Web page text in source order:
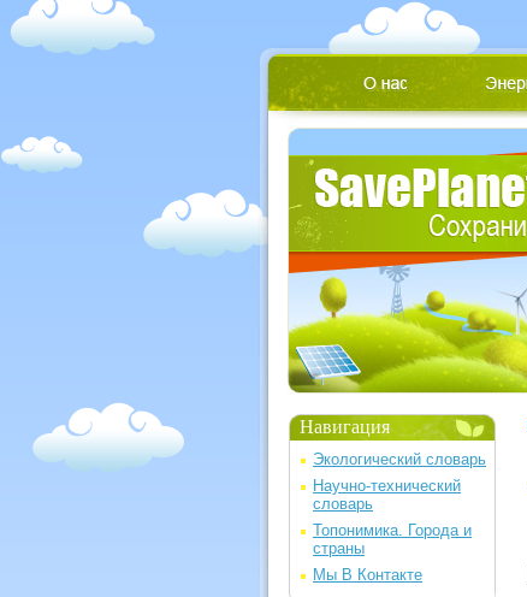
Навигация
Экологический словарь
Научно-технический
словарь
Топонимика. Города и
страны
Мы В Контакте